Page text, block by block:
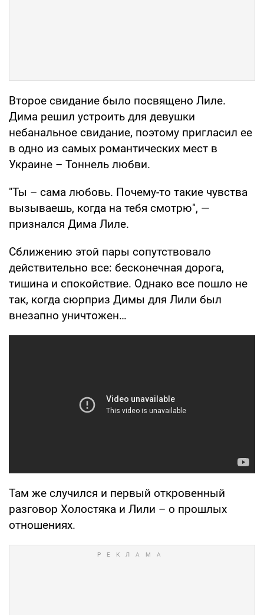
Второе свидание было посвящено Лиле.
Дима решил устроить для девушки
небанальное свидание, поэтому пригласил ее
в одно из самых романтических мест в
Украине – Тоннель любви.
"Ты – сама любовь. Почему-то такие чувства
вызываешь, когда на тебя смотрю", —
признался Дима Лиле.
Сближению этой пары сопутствовало
действительно все: бесконечная дорога,
тишина и спокойствие. Однако все пошло не
так, когда сюрприз Димы для Лили был
внезапно уничтожен…
Там же случился и первый откровенный
разговор Холостяка и Лили – о прошлых
отношениях.